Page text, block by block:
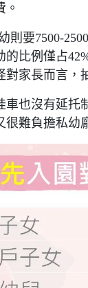
則要7500-
比例僅占
家長而言，
也沒有延托
難負擔私幼